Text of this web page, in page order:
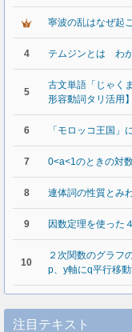
寧波の乱はなぜ起
4 テムジンとは わ
5
古文単語「じゃく
形容動詞タリ活用】
6 「モロッコ王国」
7 0<a<1のときの対
8 連体詞の性質とみ
9 因数定理を使った
10
２次関数のグラフ
p、y軸にq平行移
注目テキスト